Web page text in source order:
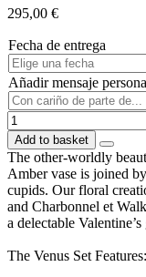
295,00 €
Fecha de entrega
Añadir mensaje
The
Venus
Set
quantity
Add to basket
The other-worldly
Amber vase is joined
cupids. Our floral
and Charbonnel et
a delectable Valentine’s
The Venus Set Features: